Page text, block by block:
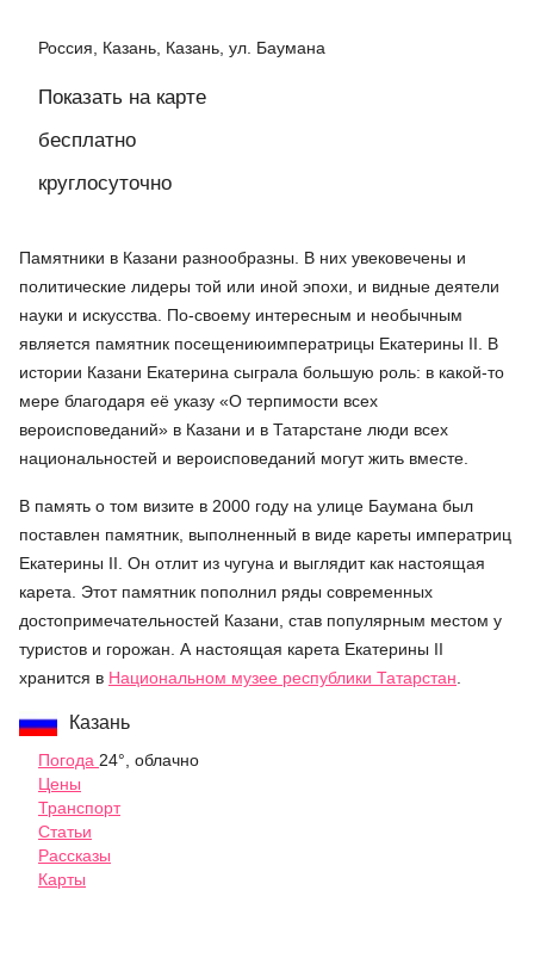
Россия, Казань, Казань, ул. Баумана
Показать на карте
бесплатно
круглосуточно
Памятники в Казани разнообразны. В них увековечены и
политические лидеры той или иной эпохи, и видные деятели
науки и искусства. По-своему интересным и необычным
является памятник посещениюимператрицы Екатерины II. В
истории Казани Екатерина сыграла большую роль: в какой-то
мере благодаря её указу «О терпимости всех
вероисповеданий» в Казани и в Татарстане люди всех
национальностей и вероисповеданий могут жить вместе.
В память о том визите в 2000 году на улице Баумана был
поставлен памятник, выполненный в виде кареты императриц
Екатерины II. Он отлит из чугуна и выглядит как настоящая
карета. Этот памятник пополнил ряды современных
достопримечательностей Казани, став популярным местом у
туристов и горожан. А настоящая карета Екатерины II
хранится в Национальном музее республики Татарстан.
Казань
Погода 24°, облачно
Цены
Транспорт
Статьи
Рассказы
Карты